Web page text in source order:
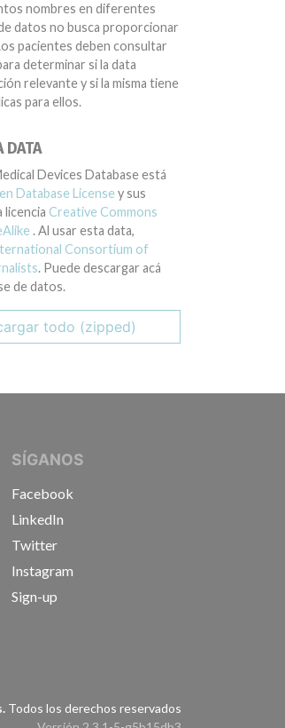
nombres en diferentes
datos no busca proporcionar
pacientes deben consultar
determinar si la data
relevante y si la misma tiene
para ellos.
DATA
Devices Database está
Database License y sus
licencia Creative Commons
. Al usar esta data,
Consortium of
. Puede descargar acá
de datos.
todo (zipped)
SÍGANOS
Facebook
LinkedIn
Twitter
Instagram
Sign-up
Todos los derechos reservados